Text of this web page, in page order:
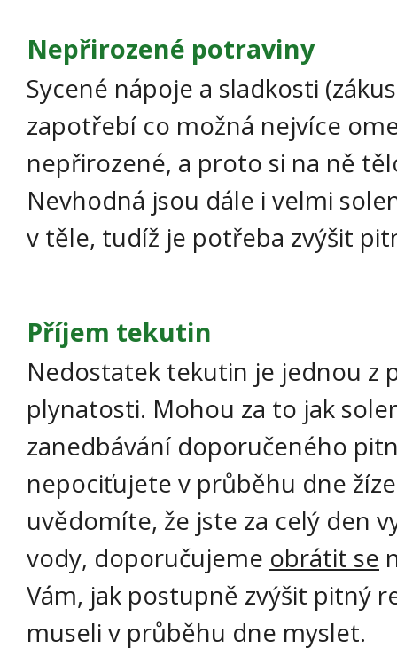
Nepřirozené potraviny
Sycené nápoje a sladkosti
zapotřebí co možná nejvíce
nepřirozené, a proto si na ně
Nevhodná jsou dále i velmi
v těle, tudíž je potřeba zvýšit
Příjem tekutin
Nedostatek tekutin je jednou z
plynatosti. Mohou za to jak
zanedbávání doporučeného
nepociťujete v průběhu dne
uvědomíte, že jste za celý den
vody, doporučujeme obrátit se
Vám, jak postupně zvýšit pitný
museli v průběhu dne myslet.